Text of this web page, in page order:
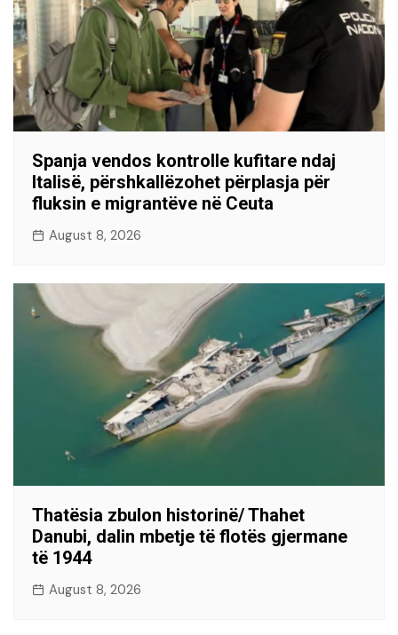
Spanja vendos kontrolle kufitare ndaj
Italisë, përshkallëzohet përplasja për
fluksin e migrantëve në Ceuta
August 8, 2026
Thatësia zbulon historinë/ Thahet
Danubi, dalin mbetje të flotës gjermane
të 1944
August 8, 2026